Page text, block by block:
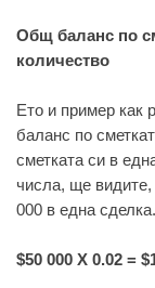
Общ баланс по
количество
Ето и пример как
баланс по
сметката си в
числа, ще видите,
000 в една сделка.
$50 000 Х 0.02 =